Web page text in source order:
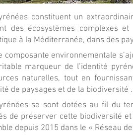
constituent un
des écosystèmes complexes
à la Méditerranée, dans des
composante environnementale
marqueur de l’identité
naturelles, tout en
de paysages et de la biodiversité
se sont dotées au fil du
de préserver cette biodiversité
depuis 2015 dans le « Réseau